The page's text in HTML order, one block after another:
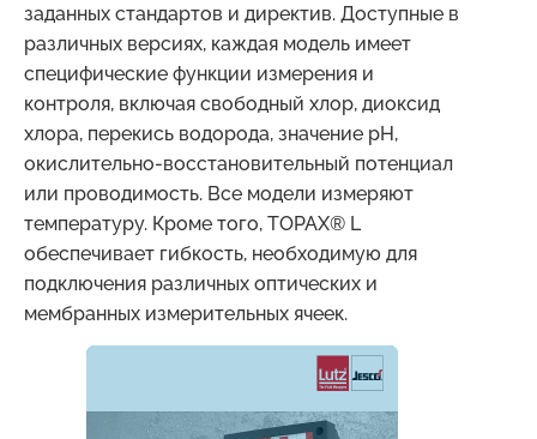
заданных стандартов и директив. Доступные в
различных версиях, каждая модель имеет
специфические функции измерения и
контроля, включая свободный хлор, диоксид
хлора, перекись водорода, значение pH,
окислительно-восстановительный потенциал
или проводимость. Все модели измеряют
температуру. Кроме того, TOPAX® L
обеспечивает гибкость, необходимую для
подключения различных оптических и
мембранных измерительных ячеек.